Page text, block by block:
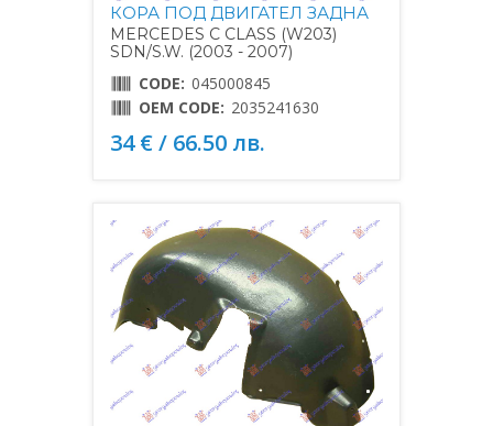
КОРА ПОД ДВИГАТЕЛ ЗАДНА
MERCEDES C CLASS (W203)
SDN/S.W. (2003 - 2007)
CODE: 045000845
OEM CODE: 2035241630
34 € / 66.50 лв.